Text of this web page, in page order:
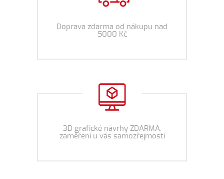
Doprava zdarma od nákupu nad
5000 Kč
3D grafické návrhy ZDARMA,
zaměření u vás samozřejmostí